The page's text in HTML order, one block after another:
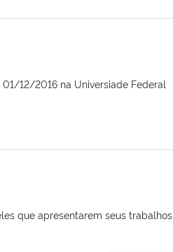
12/2016 na Universiade Federal
que apresentarem seus trabalhos